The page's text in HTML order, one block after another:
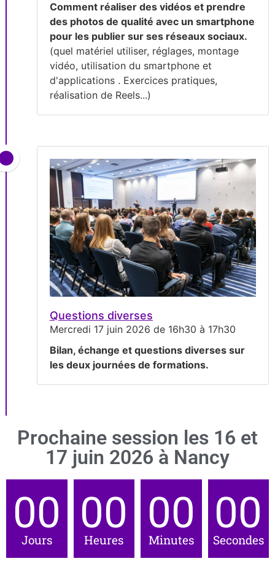
Comment réaliser des vidéos et prendre
des photos de qualité avec un smartphone
pour les publier sur ses réseaux sociaux.
(quel matériel utiliser, réglages, montage
vidéo, utilisation du smartphone et
d'applications . Exercices pratiques,
réalisation de Reels...)
Questions diverses
Mercredi 17 juin 2026 de 16h30 à 17h30
Bilan, échange et questions diverses sur
les deux journées de formations.
Prochaine session les 16 et
17 juin 2026 à Nancy
00
Jours
00
Heures
00
Minutes
00
Secondes